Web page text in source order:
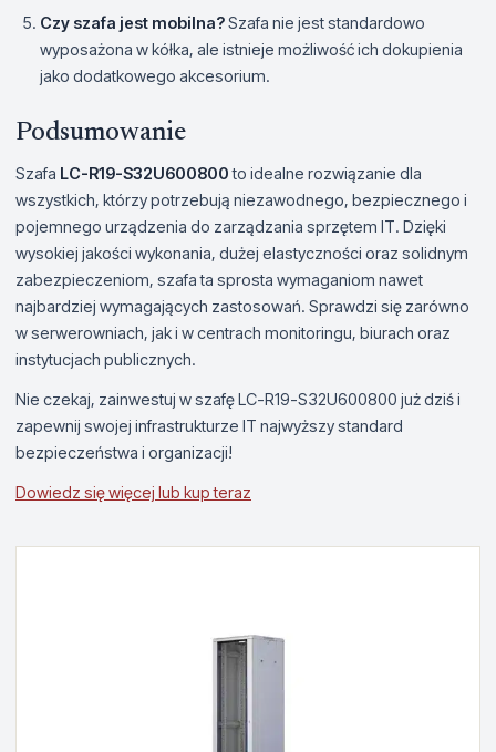
Czy szafa jest mobilna?Szafa nie jest standardowo
wyposażona w kółka, ale istnieje możliwość ich dokupienia
jako dodatkowego akcesorium.
Podsumowanie
Szafa LC-R19-S32U600800to idealne rozwiązanie dla
wszystkich, którzy potrzebują niezawodnego, bezpiecznego i
pojemnego urządzenia do zarządzania sprzętem IT. Dzięki
wysokiej jakości wykonania, dużej elastyczności oraz solidnym
zabezpieczeniom, szafa ta sprosta wymaganiom nawet
najbardziej wymagających zastosowań. Sprawdzi się zarówno
w serwerowniach, jak i w centrach monitoringu, biurach oraz
instytucjach publicznych.
Nie czekaj, zainwestuj w szafę LC-R19-S32U600800 już dziś i
zapewnij swojej infrastrukturze IT najwyższy standard
bezpieczeństwa i organizacji!
Dowiedz się więcej lub kup teraz